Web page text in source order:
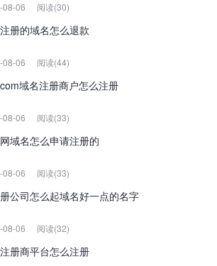
08-06 阅读(30)
册的域名怎么退款
08-06 阅读(44)
域名注册商户怎么注册
08-06 阅读(33)
域名怎么申请注册的
08-06 阅读(33)
公司怎么起域名好一点的名字
08-06 阅读(32)
册商平台怎么注册